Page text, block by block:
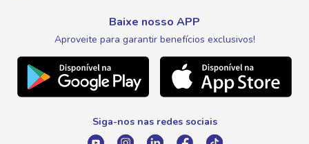
Natal
Promoção Fim de Ano
Canal de Ética
Meus Descontos
WhatsApp
Telefone
0800 016 6680
Baixe nosso APP
Aproveite para garantir benefícios exclusivos!
Siga-nos nas redes sociais